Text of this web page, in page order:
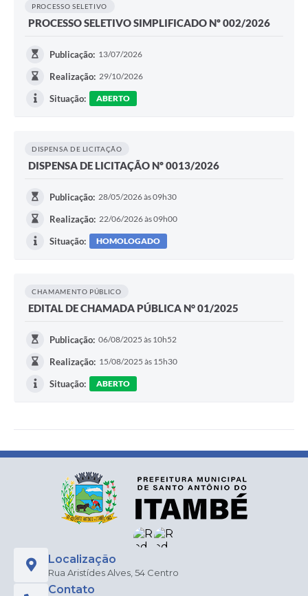
PROCESSO SELETIVO
PROCESSO SELETIVO SIMPLIFICADO Nº 002/2026
Publicação: 13/07/2026
Realização: 29/10/2026
Situação: ABERTO
DISPENSA DE LICITAÇÃO
DISPENSA DE LICITAÇÃO Nº 0013/2026
Publicação: 28/05/2026 às 09h30
Realização: 22/06/2026 às 09h00
Situação: HOMOLOGADO
CHAMAMENTO PÚBLICO
EDITAL DE CHAMADA PÚBLICA N° 01/2025
Publicação: 06/08/2025 às 10h52
Realização: 15/08/2025 às 15h30
Situação: ABERTO
Localização
Rua Aristídes Alves, 54 Centro
Contato